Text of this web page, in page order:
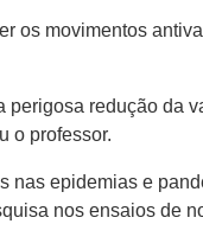
os movimentos
redução da
o professor.
epidemias e
nos ensaios de